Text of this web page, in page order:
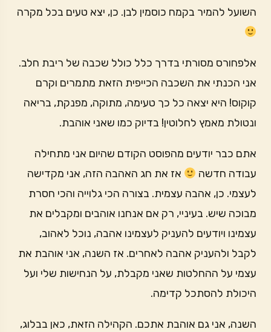
השועל להמיר בקמח כוסמין לבן. כן, יצא טעים בכל מקרה
אלפחורס מסורתי בדרך כלל כולל שכבה של ריבת חלב.
אני הכנתי את השכבה הכייפית הזאת מתמרים וקרם
קוקוס! היא יצאה כל כך טעימה, מתוקה, מפנקת, בריאה
ונטולת מאמץ לחלוטין! בדיוק כמו שאני אוהבת.
אתם כבר יודעים מהפוסט הקודם שהיום אני מתחילה
עבודה חדשה
אז את חג האהבה הזה, אני מקדישה
לעצמי. כן, אהבה עצמית. בצורה הכי גלוייה והכי חסרת
מבוכה שיש. בעיניי, רק אם אנחנו אוהבים ומקבלים את
עצמינו ויודעים להעניק לעצמינו אהבה, נוכל לאהוב,
לקבל ולהעניק אהבה לאחרים. אז השנה, אני אוהבת את
עצמי על ההחלטות שאני מקבלת, על הנחישות שלי ועל
היכולת להסתכל קדימה.
השנה, אני גם אוהבת אתכם. הקהילה הזאת, כאן בבלוג,